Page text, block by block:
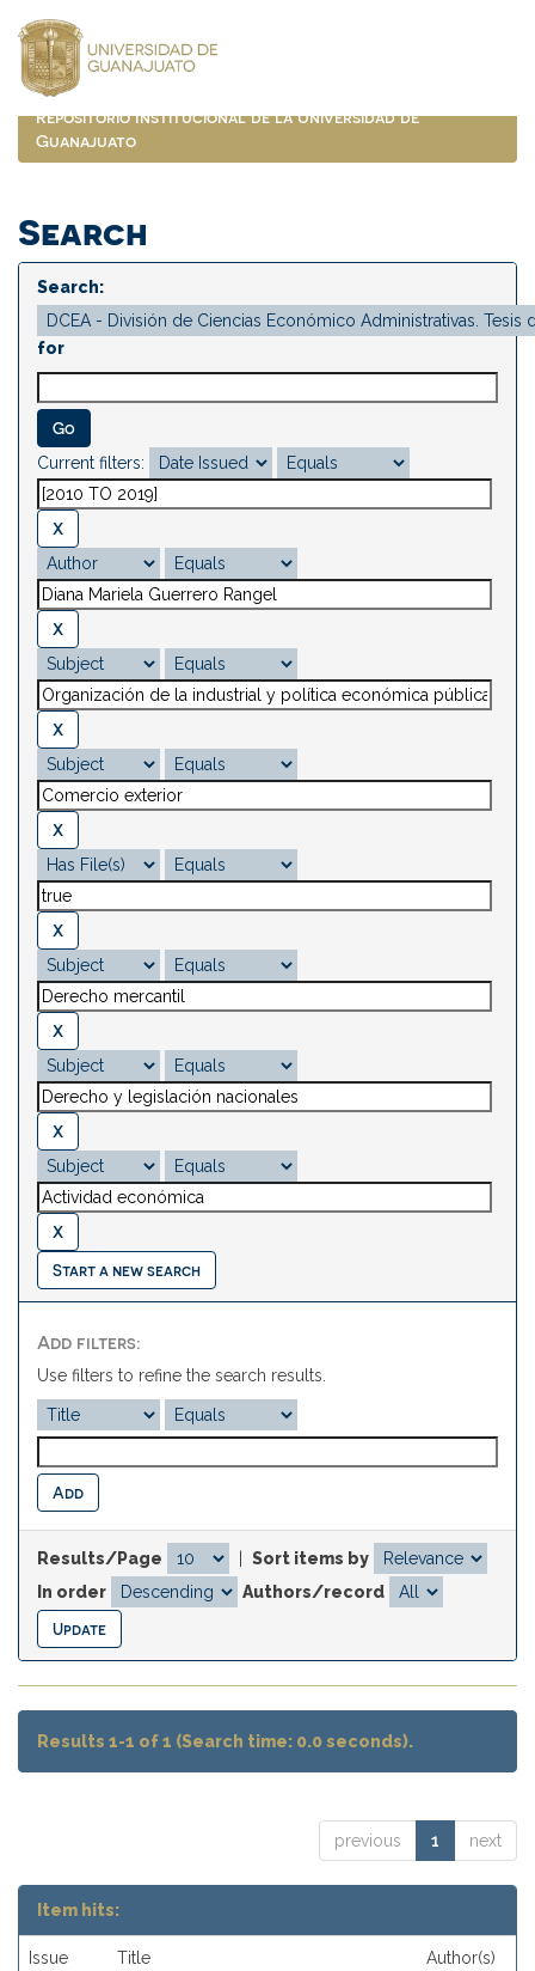
navigation
Repositorio Institucional de la Universidad de
Guanajuato
Search
Search:
for
Current filters:
Start a new search
Add filters:
Use filters to refine the search results.
Results/Page
Sort items by
In order
Authors/record
Results 1-1 of 1 (Search time: 0.0 seconds).
previous 1 next
Item hits:
Issue
Title Author(s)